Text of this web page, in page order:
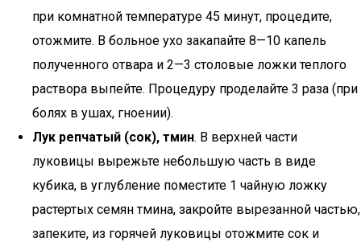
при комнатной температуре 45 минут, процедите,
отожмите. В больное ухо закапайте 8—10 капель
полученного отвара и 2—3 столовые ложки теплого
раствора выпейте. Процедуру проделайте 3 раза (при
болях в ушах, гноении).
Лук репчатый (сок), тмин. В верхней части
луковицы вырежьте небольшую часть в виде
кубика, в углубление поместите 1 чайную ложку
растертых семян тмина, закройте вырезанной частью,
запеките, из горячей луковицы отожмите сок и